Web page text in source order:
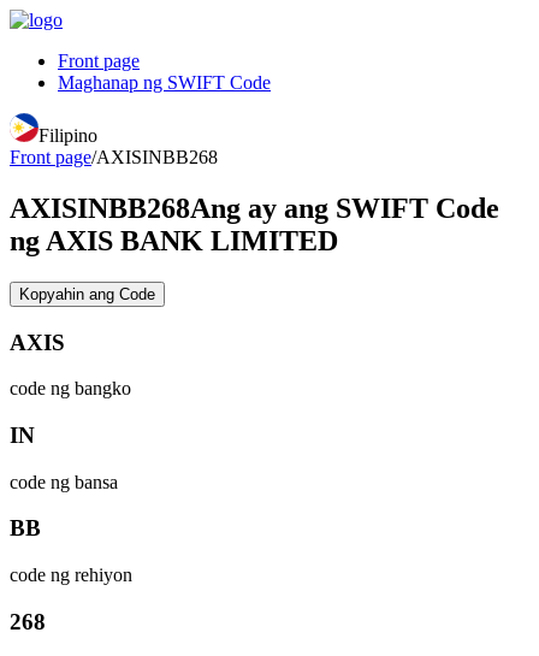
Front page
Maghanap ng SWIFT Code
Filipino
Front page/AXISINBB268
AXISINBB268Ang ay ang SWIFT Code
ng AXIS BANK LIMITED
Kopyahin ang Code
AXIS
code ng bangko
IN
code ng bansa
BB
code ng rehiyon
268